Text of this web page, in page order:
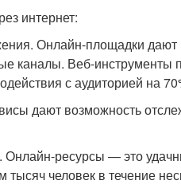
интернет:
Онлайн-площадки дают
каналы. Веб-инструменты
с аудиторией на
дают возможность
Онлайн-ресурсы — это
человек в течение